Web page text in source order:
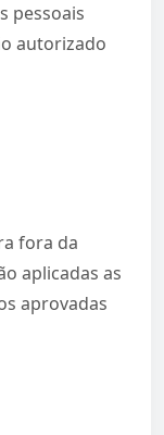
pessoais
autorizado
fora da
aplicadas as
aprovadas